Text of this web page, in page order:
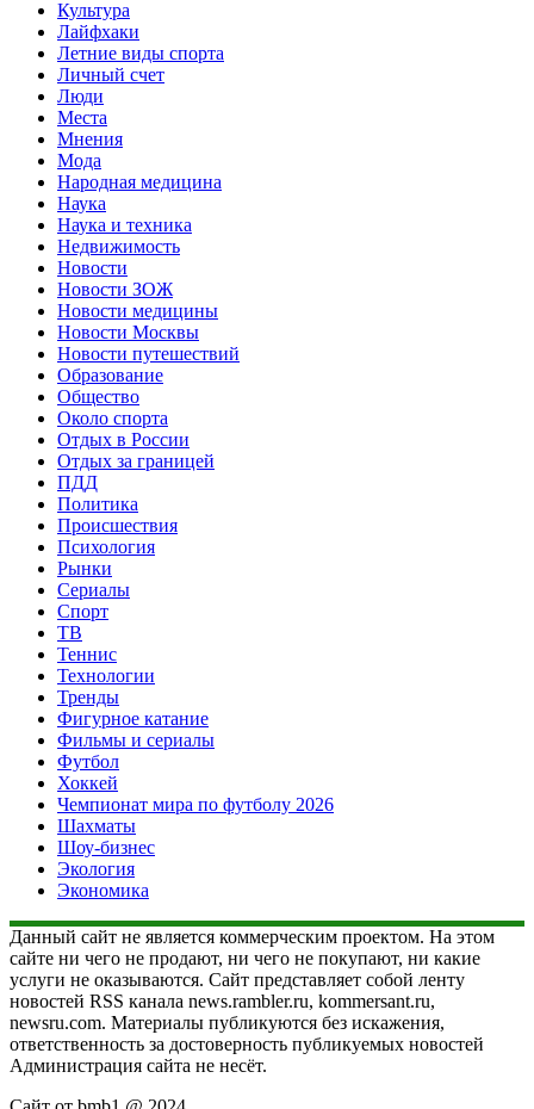
Культура
Лайфхаки
Летние виды спорта
Личный счет
Люди
Места
Мнения
Мода
Народная медицина
Наука
Наука и техника
Недвижимость
Новости
Новости ЗОЖ
Новости медицины
Новости Москвы
Новости путешествий
Образование
Общество
Около спорта
Отдых в России
Отдых за границей
ПДД
Политика
Происшествия
Психология
Рынки
Сериалы
Спорт
ТВ
Теннис
Технологии
Тренды
Фигурное катание
Фильмы и сериалы
Футбол
Хоккей
Чемпионат мира по футболу 2026
Шахматы
Шоу-бизнес
Экология
Экономика
Данный сайт не является коммерческим проектом. На этом
сайте ни чего не продают, ни чего не покупают, ни какие
услуги не оказываются. Сайт представляет собой ленту
новостей RSS канала news.rambler.ru, kommersant.ru,
newsru.com. Материалы публикуются без искажения,
ответственность за достоверность публикуемых новостей
Администрация сайта не несёт.